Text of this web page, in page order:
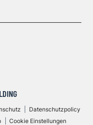
Datenschutzpolicy
Cookie Einstellungen